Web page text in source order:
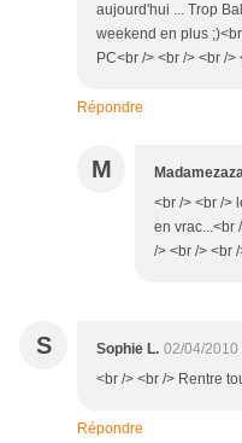
aujourd'hui ... Trop
weekend en plus
PC<br /> <br /> <br />
Répondre
M
<br /> <br />
en vrac...<br
/> <br /> <br
S Sophie L. 02/04/2010
<br /> <br /> Rentre
Répondre